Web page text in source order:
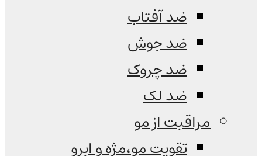
ضد آفتاب
ضد جوش
ضد چروک
ضد لک
مراقبت از مو
تقویت مو،مژه و ابرو